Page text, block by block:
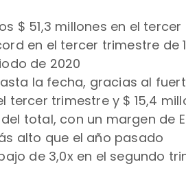
$ 51,3 millones en el
en el tercer trimestre de
de 2020
la fecha, gracias al
el tercer trimestre y $ 15,4
total, con un margen de
alto que el año pasado
de 3,0x en el segundo